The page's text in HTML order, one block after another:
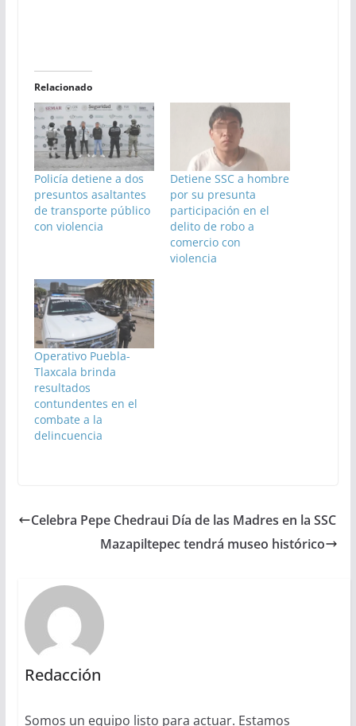
Relacionado
Policía detiene a dos
presuntos asaltantes
de transporte público
con violencia
Detiene SSC a hombre
por su presunta
participación en el
delito de robo a
comercio con
violencia
Operativo Puebla-
Tlaxcala brinda
resultados
contundentes en el
combate a la
delincuencia
Celebra Pepe Chedraui Día de las Madres en la SSC
Mazapiltepec tendrá museo histórico
Redacción
Somos un equipo listo para actuar. Estamos